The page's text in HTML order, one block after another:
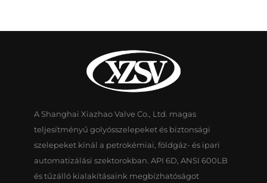
A Shanghai Xiazhao Valve Co., Ltd. magas
teljesítményű golyósszelepeket és biztonsági
szelepeket kínál a petrokémiai, földgáz- és ipari
automatizálási szektorokban. API 6D, ANSI 600LB
és tűzálló kialakításaink megbízhatóságot